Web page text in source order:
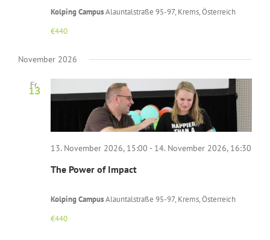
Kolping CampusAlauntalstraße 95-97, Krems, Österreich
€440
November 2026
Fr.
13
The Power of Impact
13. November 2026, 15:00 - 14. November 2026, 16:30
Kolping CampusAlauntalstraße 95-97, Krems, Österreich
€440